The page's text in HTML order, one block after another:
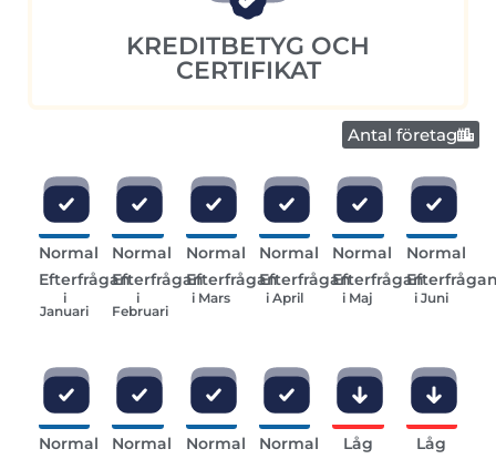
KREDITBETYG OCH
CERTIFIKAT
Antal företag
Normal
Efterfrågan
i
Januari
Normal
Efterfrågan
i
Februari
Normal
Efterfrågan
i Mars
Normal
Efterfrågan
i April
Normal
Efterfrågan
i Maj
Normal
i Juni
Normal
Normal
Normal
Normal
Låg
Låg